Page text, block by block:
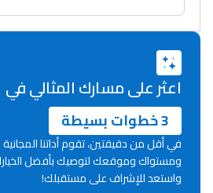
اعثر على مسارك المثالي في
3 خطوات بسيطة
في أقل من دقيقتين، تقوم أداتنا
ومستواك وموقعك لتوصيك بأفضل الخيارات
واستعد للإشراف على مستقبلك!